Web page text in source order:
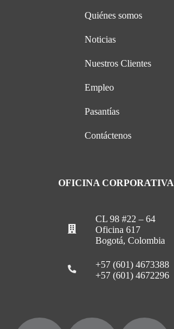
Quiénes somos
Noticias
Nuestros Clientes
Empleo
Pasantías
Contáctenos
OFICINA CORPORATIVA
CL 98 #22 – 64
Oficina 617
Bogotá, Colombia
+57 (601) 4673388
+57 (601) 4672296